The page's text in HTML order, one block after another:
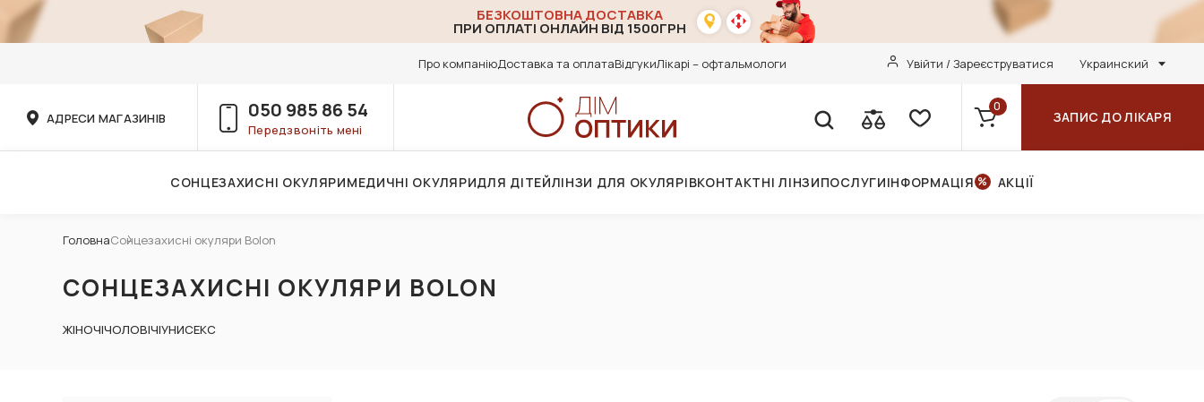
БЕЗКОШТОВНА ДОСТАВКА
ПРИ ОПЛАТІ ОНЛАЙН ВІД 1500ГРН
Про компаніюДоставка та оплатаВідгукиЛікарі – офтальмологи Увійти / Зареєструватися Украинский
АДРЕСИ МАГАЗИНІВ 050 985 86 54
Передзвоніть мені
0
ЗАПИС ДО ЛІКАРЯ
СОНЦЕЗАХИСНІ ОКУЛЯРИМЕДИЧНІ ОКУЛЯРИДЛЯ ДІТЕЙЛІНЗИ ДЛЯ ОКУЛЯРІВКОНТАКТНІ ЛІНЗИПОСЛУГИІНФОРМАЦІЯ АКЦІЇ
ГоловнаСонцезахисні окуляри Bolon
СОНЦЕЗАХИСНІ ОКУЛЯРИ BOLON
ЖІНОЧІЧОЛОВІЧІУНИСЕКС